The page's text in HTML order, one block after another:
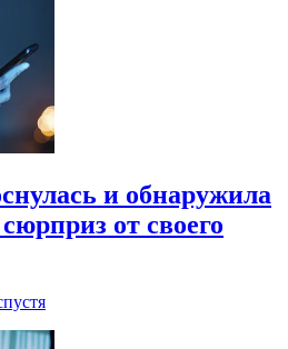
и обнаружила
от своего